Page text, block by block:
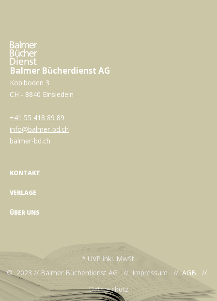
Balmer Bücherdienst AG
Kobiboden 3
CH - 8840 Einsiedeln
+41 55 418 89 89
info@balmer-bd.ch
balmer-bd.ch
KONTAKT
VERLAGE
ÜBER UNS
* UVP inkl. MwSt.
© 2023 // Balmer Bücherdienst AG // Impressum // AGB //
Datenschutz